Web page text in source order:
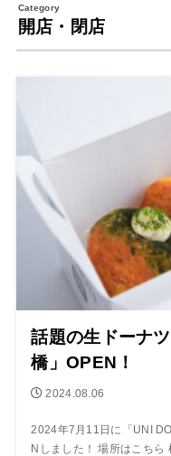
開店・閉店
話題の生ドーナ
橋」OPEN！
2024.08.06
2024年7月11日に「UNI
Nしました！ 場所はこちら